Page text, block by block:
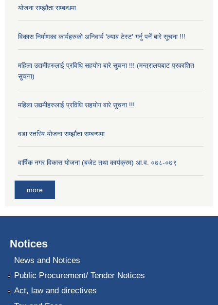
योजना सम्झौता सम्बन्धमा
विकास निर्माणका कार्यहरुको अनिवार्य 'ल्याब टेस्ट' गर्नु पर्ने बारे सूचना !!!
महिला उद्यमीहरुलाई प्रविधि सहयोग बारे सुचना !!! (मन्त्रालयबाट प्रकाशित
सुचना)
महिला उद्यमीहरुलाई प्रविधि सहयोग बारे सुचना !!!
वडा स्तरिय योजना सम्झौता सम्बन्धमा
वार्षिक नगर विकास योजना (बजेट तथा कार्यक्रम) आ.व. ०७८-०७९
more
Notices
News and Notices
Public Procurement/ Tender Notices
Act, law and directives